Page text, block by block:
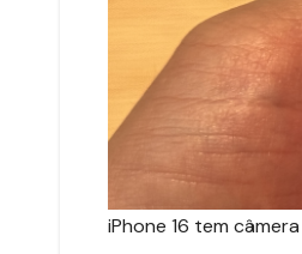
iPhone 16 tem